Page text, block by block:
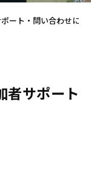
ート・問い合わせにつ
者サポート